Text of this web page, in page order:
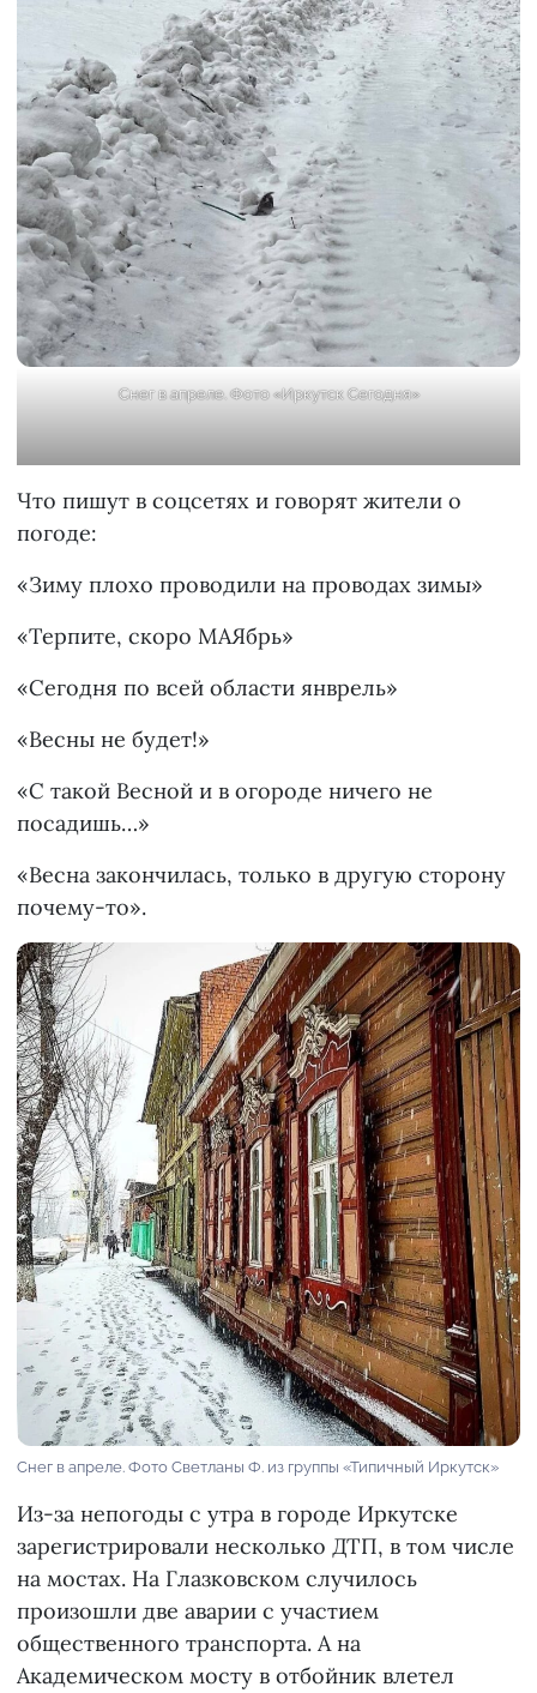
Снег в апреле. Фото «Иркутск Сегодня»
Что пишут в соцсетях и говорят жители о
погоде:
«Зиму плохо проводили на проводах зимы»
«Терпите, скоро МАЯбрь»
«Сегодня по всей области янврель»
«Весны не будет!»
«С такой Весной и в огороде ничего не
посадишь…»
«Весна закончилась, только в другую сторону
почему-то».
Снег в апреле. Фото Светланы Ф. из группы «Типичный Иркутск»
Из-за непогоды с утра в городе Иркутске
зарегистрировали несколько ДТП, в том числе
на мостах. На Глазковском случилось
произошли две аварии с участием
общественного транспорта. А на
Академическом мосту в отбойник влетел